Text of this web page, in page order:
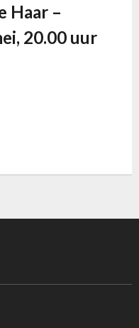
Haar –
20.00 uur